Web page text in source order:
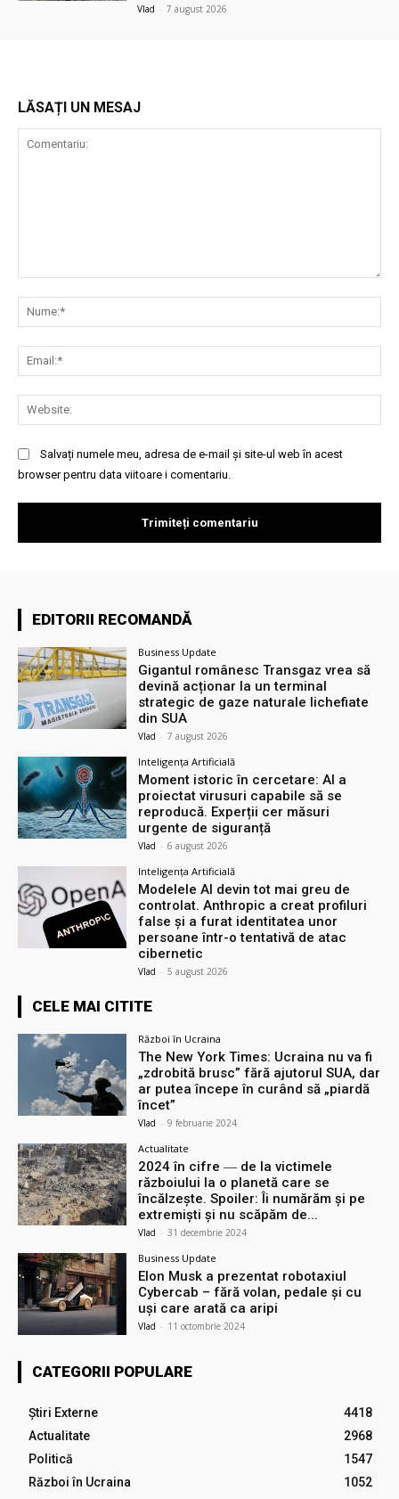
Vlad - 7 august 2026
LĂSAȚI UN MESAJ
Salvați numele meu, adresa de e-mail și site-ul web în acest
browser pentru data viitoare i comentariu.
EDITORII RECOMANDĂ
Business Update
Gigantul românesc Transgaz vrea să
devină acționar la un terminal
strategic de gaze naturale lichefiate
din SUA
Vlad - 7 august 2026
Inteligența Artificială
Moment istoric în cercetare: AI a
proiectat virusuri capabile să se
reproducă. Experții cer măsuri
urgente de siguranță
Vlad - 6 august 2026
Inteligența Artificială
Modelele AI devin tot mai greu de
controlat. Anthropic a creat profiluri
false și a furat identitatea unor
persoane într-o tentativă de atac
cibernetic
Vlad - 5 august 2026
CELE MAI CITITE
Război în Ucraina
The New York Times: Ucraina nu va fi
„zdrobită brusc” fără ajutorul SUA, dar
ar putea începe în curând să „piardă
încet”
Vlad - 9 februarie 2024
Actualitate
2024 în cifre ― de la victimele
războiului la o planetă care se
încălzește. Spoiler: Îi numărăm și pe
extremiști și nu scăpăm de...
Vlad - 31 decembrie 2024
Business Update
Elon Musk a prezentat robotaxiul
Cyberсab – fără volan, pedale și cu
uși care arată ca aripi
Vlad - 11 octombrie 2024
CATEGORII POPULARE
Știri Externe
4418
Actualitate
2968
Politică
1547
Război în Ucraina
1052